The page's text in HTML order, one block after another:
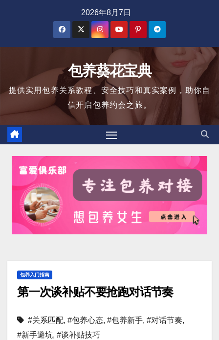
2026年8月7日
包养葵花宝典
提供实用包养关系教程、安全技巧和真实案例，助你自
信开启包养约会之旅。
包养入门指南
第一次谈补贴不要抢跑对话节奏
#关系匹配, #包养心态, #包养新手, #对话节奏,
#新手避坑, #谈补贴技巧